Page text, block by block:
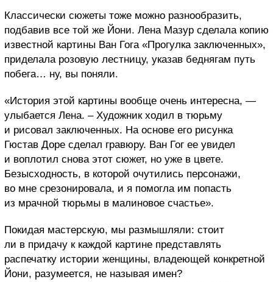
Классически сюжеты тоже можно разнообразить,
подбавив все той же Йони. Лена Мазур сделала копию
известной картины Ван Гога «Прогулка заключенных»,
приделала розовую лестницу, указав беднягам путь
побега… ну, вы поняли.
«История этой картины вообще очень интересна, —
улыбается Лена. – Художник ходил в тюрьму
и рисовал заключенных. На основе его рисунка
Гюстав Доре сделал гравюру. Ван Гог ее увидел
и воплотил снова этот сюжет, но уже в цвете.
Безысходность, в которой очутились персонажи,
во мне срезонировала, и я помогла им попасть
из мрачной тюрьмы в малиновое счастье».
Покидая мастерскую, мы размышляли: стоит
ли в придачу к каждой картине представлять
распечатку истории женщины, владеющей конкретной
Йони, разумеется, не называя имен?